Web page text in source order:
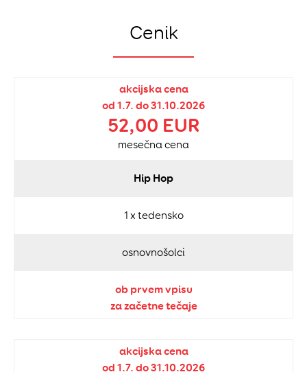
Cenik
akcijska cena
od 1.7. do 31.10.2026
52,00 EUR
mesečna cena
Hip Hop
1 x tedensko
osnovnošolci
ob prvem vpisu
za začetne tečaje
akcijska cena
od 1.7. do 31.10.2026